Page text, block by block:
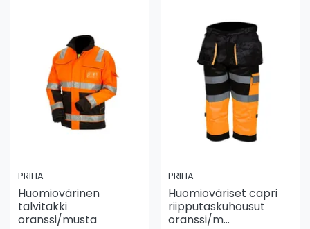
PRIHA
Huomiovärinen
talvitakki
oranssi/musta
PRIHA
Huomioväriset capri
riipputaskuhousut
oranssi/m...